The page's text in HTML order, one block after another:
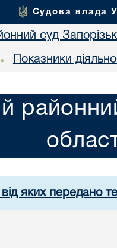
Судова влада
суд
• Показники
від яких передано